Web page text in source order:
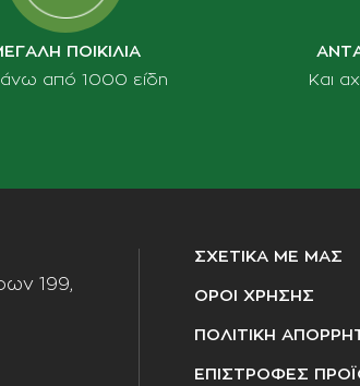
ΠΟΙΚΙΛΙΑ
από 1000 είδη
Και
199,
ΣΧΕΤΙΚΑ ΜΕ ΜΑΣ
ΟΡΟΙ ΧΡΗΣΗΣ
ΠΟΛΙΤΙΚΗ
ΕΠΙΣΤΡΟΦΕΣ